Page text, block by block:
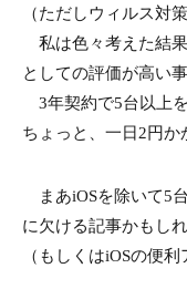
（ただしウィルス対
私は色々考えた結
としての評価が高い
3年契約で5台以上
ちょっと、一日2円か
まあiOSを除いて5
に欠ける記事かもし
（もしくはiOSの便